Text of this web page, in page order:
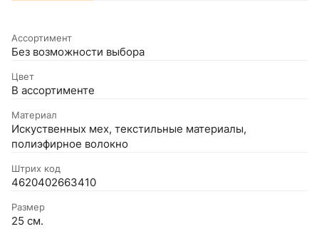
Ассортимент
Без возможности выбора
Цвет
В ассортименте
Материал
Искуственных мех, текстильные материалы,
полиэфирное волокно
Штрих код
4620402663410
Размер
25 см.